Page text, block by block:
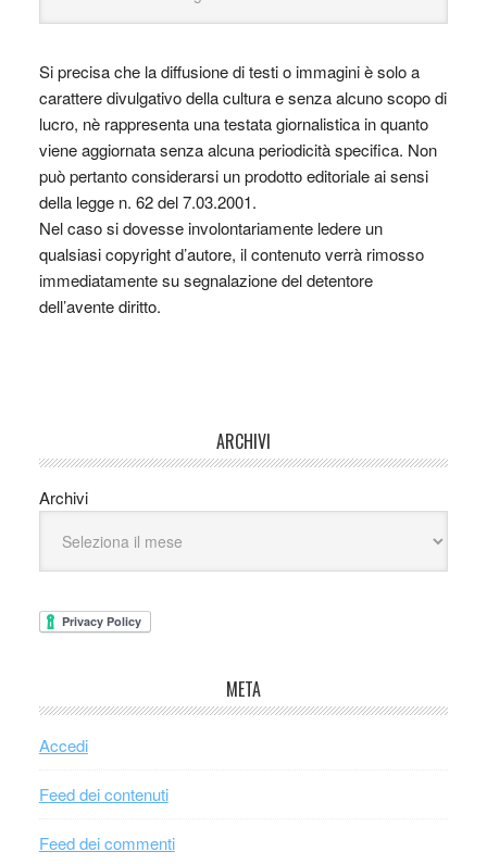
Si precisa che la diffusione di testi o immagini è solo a
carattere divulgativo della cultura e senza alcuno scopo di
lucro, nè rappresenta una testata giornalistica in quanto
viene aggiornata senza alcuna periodicità specifica. Non
può pertanto considerarsi un prodotto editoriale ai sensi
della legge n. 62 del 7.03.2001.
Nel caso si dovesse involontariamente ledere un
qualsiasi copyright d’autore, il contenuto verrà rimosso
immediatamente su segnalazione del detentore
dell’avente diritto.
ARCHIVI
Archivi
META
Accedi
Feed dei contenuti
Feed dei commenti